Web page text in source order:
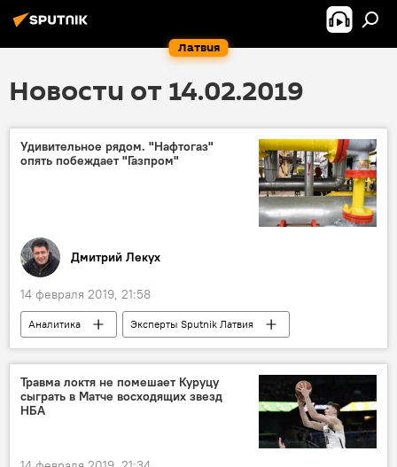
Латвия
Новости от 14.02.2019
Удивительное рядом. "Нафтогаз"
опять побеждает "Газпром"
Дмитрий Лекух
14 февраля 2019, 21:58
Аналитика
Эксперты Sputnik Латвия
Украина
Россия
"Нафтогаз Украины"
Газпром
Травма локтя не помешает Куруцу
сыграть в Матче восходящих звезд
НБА